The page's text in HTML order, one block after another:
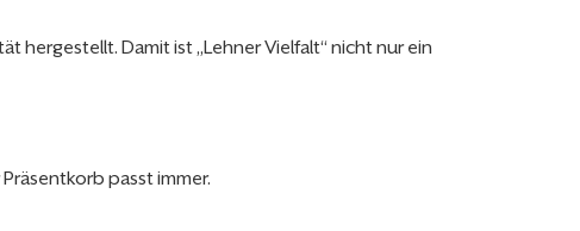
hergestellt. Damit ist „Lehner Vielfalt“ nicht nur ein
passt immer.